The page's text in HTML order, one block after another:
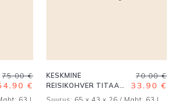
75.00€
Algne
€
Praegune
KESKMINE
REISIKOHVER TITAAN
(191-M)
70.00€
Algne
hind
oli:
33.90 €
Praegune
hind
on: